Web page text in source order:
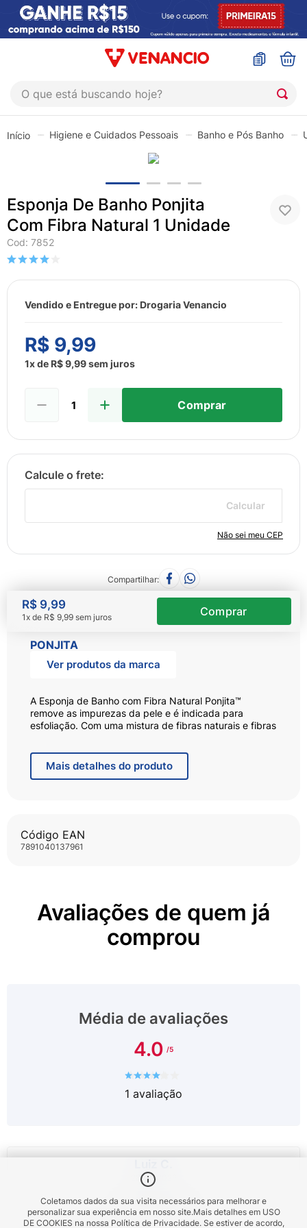
O que está buscando hoje?
Coletamos dados da sua visita necessários para melhorar e
personalizar sua experiência em nosso site.Mais detalhes em USO
DE COOKIES na nossa Política de Privacidade. Se estiver de acordo,
Higiene e Cuidados Pessoais Banho e Pós Banho
Esponja De Banho Ponjita
Com Fibra Natural 1 Unidade
Cod: 7852
Vendido e Entregue por: Drogaria Venancio
R$ 9,99
1x de R$9,99sem juros
Comprar
Não sei meu CEP
Calcular
Compartilhar
R$ 9,99
1x de R$ 9,99 sem juros
PONJITA
Ver produtos da marca
A Esponja de Banho com Fibra Natural Ponjita™
remove as impurezas da pele e é indicada para
esfoliação. Com uma mistura de fibras naturais e fibras
secar e possui formato anatômico para seu conforto.
- Com uma mistura de fibras naturais e fibras
-Sua embalagem e sua caixa de despacho são
recicláveis
Mais detalhes do produto
Código EAN
7891040137961
Avaliações de quem já
comprou
Média de avaliações
4.0
1 avaliação
28/04/2026
Compra verificada
º
coristina
4
fly gotas
8º
esmalte
fralda